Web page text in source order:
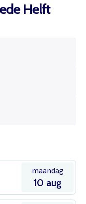
Helft
maandag
10 aug